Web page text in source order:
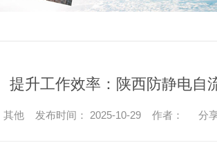
提升工作效率：陕西防静电自
其他 发布时间： 2025-10-29 作者： 分